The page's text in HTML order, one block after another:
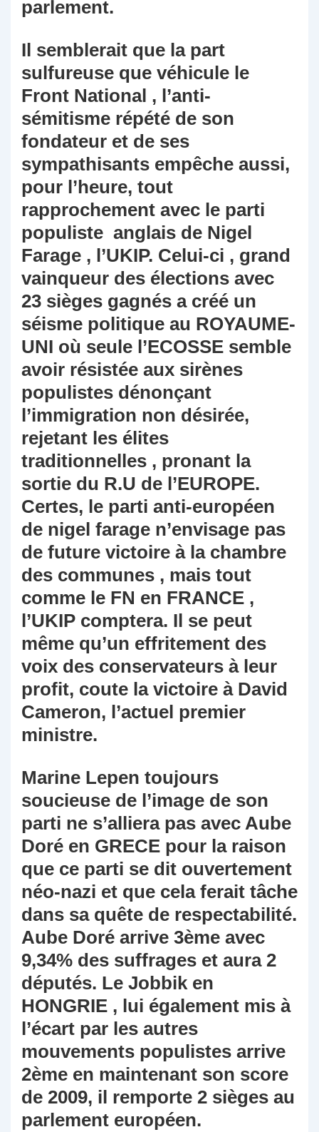
parlement.
Il semblerait que la part
sulfureuse que véhicule le
Front National , l’anti-
sémitisme répété de son
fondateur et de ses
sympathisants empêche aussi,
pour l’heure, tout
rapprochement avec le parti
populiste anglais de Nigel
Farage , l’UKIP. Celui-ci , grand
vainqueur des élections avec
23 sièges gagnés a créé un
séisme politique au ROYAUME-
UNI où seule l’ECOSSE semble
avoir résistée aux sirènes
populistes dénonçant
l’immigration non désirée,
rejetant les élites
traditionnelles , pronant la
sortie du R.U de l’EUROPE.
Certes, le parti anti-européen
de nigel farage n’envisage pas
de future victoire à la chambre
des communes , mais tout
comme le FN en FRANCE ,
l’UKIP comptera. Il se peut
même qu’un effritement des
voix des conservateurs à leur
profit, coute la victoire à David
Cameron, l’actuel premier
ministre.
Marine Lepen toujours
soucieuse de l’image de son
parti ne s’alliera pas avec Aube
Doré en GRECE pour la raison
que ce parti se dit ouvertement
néo-nazi et que cela ferait tâche
dans sa quête de respectabilité.
Aube Doré arrive 3ème avec
9,34% des suffrages et aura 2
députés. Le Jobbik en
HONGRIE , lui également mis à
l’écart par les autres
mouvements populistes arrive
2ème en maintenant son score
de 2009, il remporte 2 sièges au
parlement européen.